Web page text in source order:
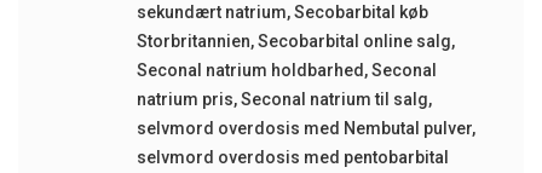
sekundært natrium,Secobarbital køb
Storbritannien,Secobarbital online salg,
Seconal natrium holdbarhed ,Seconal
natrium pris,Seconal natrium til salg,
selvmord overdosis med Nembutal pulver,
selvmord overdosis med pentobarbital